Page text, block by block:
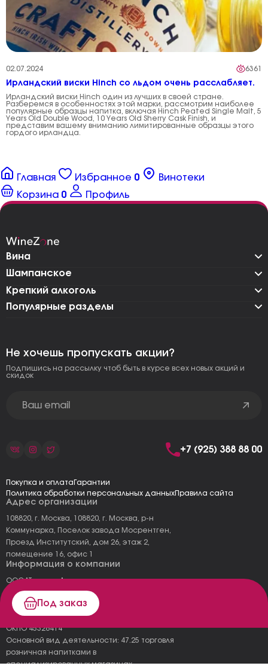
Под заказ
02.07.2024 6361
Ирландский виски Hinch со льдом очень расслабляет.
Ирландский виски Hinch один из лучших в своей стране.
Разберемся в особенностях этой марки, рассмотрим наиболее
популярные образцы напитка, включая Hinch Peated Single Malt, 5
Years Old Double Wood, 10 Years Old Sherry Cask Finish, и
представим вашему вниманию лимитированные образцы этого
гордого ирландца.
Главная Избранное 0
Винотеки
Корзина 0 Профиль
Вина
Шампанское
Крепкий алкоголь
Популярные разделы
Адрес организации
108820, г. Москва, 108820, г. Москва, р-н
Коммунарка, Поселок завода Мосрентген,
Проезд Институтский, дом 26, этаж 2,
помещение 16, офис 1
Информация о компании
ООО "Тоскана"
ИНН: 7727177973
КПП: 775101001
ОГРН 1157746478120
ОКПО 45326414
Основной вид деятельности: 47.25 торговля
розничная напитками в
специализированных магазинах
Не хочешь пропускать акции?
Подпишись на рассылку чтоб быть в курсе всех новых акций и
скидок
+7 (925) 388 88 00
Покупка и оплата Гарантии
Политика обработки персональных данныхПравила сайта